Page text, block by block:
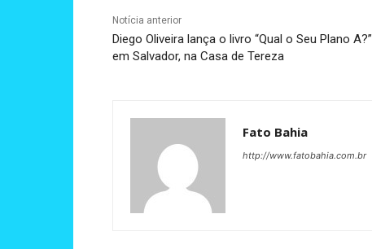
Notícia anterior
Diego Oliveira lança o livro “Qual o Seu Plano A?”
em Salvador, na Casa de Tereza
Fato Bahia
http://www.fatobahia.com.br